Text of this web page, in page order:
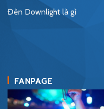
Đèn Downlight là gì
FANPAGE